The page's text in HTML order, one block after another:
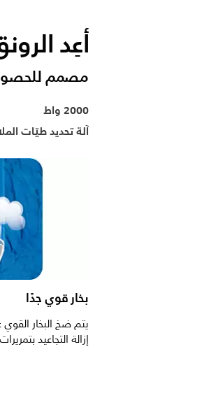
أعِد
مصمم
2000 واط
آلة تحديد طيّات
بخار قوي جدًا
يتم ضخ البخار
إزالة التجاعيد